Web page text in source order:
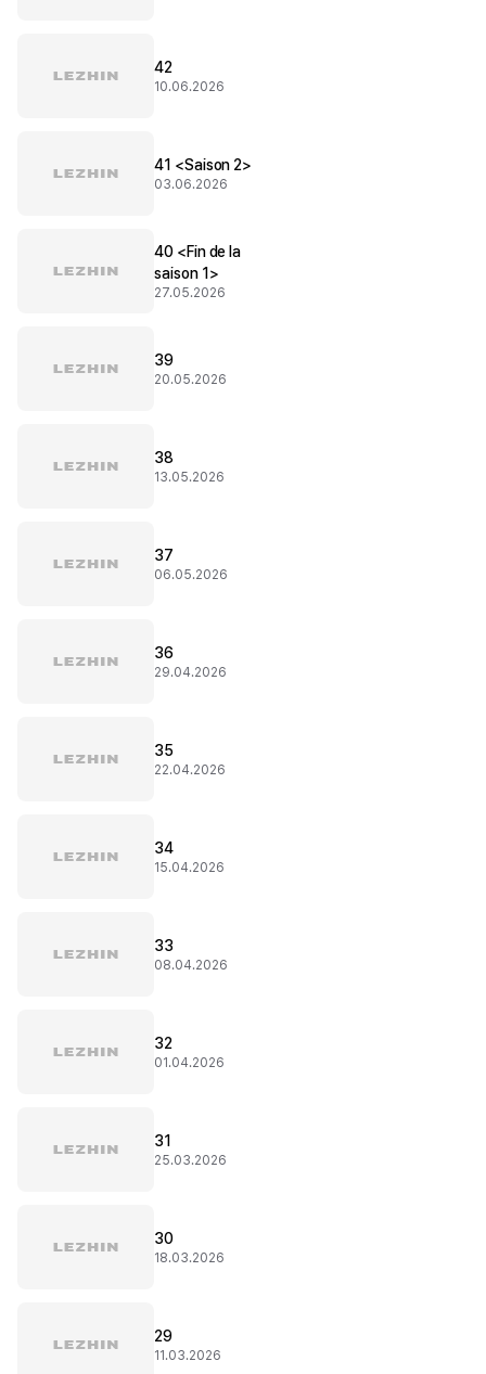
42
10.06.2026
41 <Saison 2>
03.06.2026
40 <Fin de la
saison 1>
27.05.2026
39
20.05.2026
38
13.05.2026
37
06.05.2026
36
29.04.2026
35
22.04.2026
34
15.04.2026
33
08.04.2026
32
01.04.2026
31
25.03.2026
30
18.03.2026
29
11.03.2026